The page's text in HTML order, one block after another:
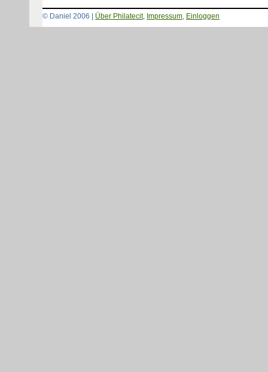
© Daniel 2006 | Über Philatecit, Impressum, Einloggen